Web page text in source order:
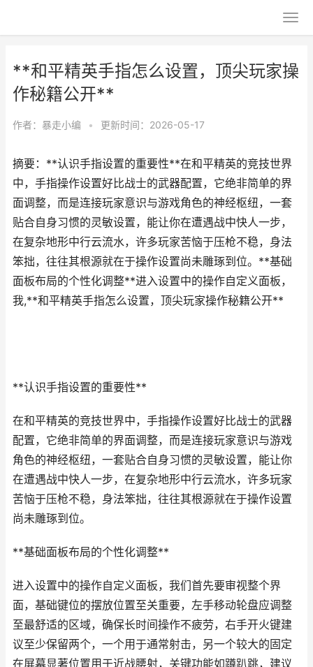
**和平精英手指怎么设置，顶尖玩家操
作秘籍公开**
作者： 暴走小编 • 更新时间：2026-05-17
摘要：**认识手指设置的重要性**在和平精英的竞技世界
中，手指操作设置好比战士的武器配置，它绝非简单的界
面调整，而是连接玩家意识与游戏角色的神经枢纽，一套
贴合自身习惯的灵敏设置，能让你在遭遇战中快人一步，
在复杂地形中行云流水，许多玩家苦恼于压枪不稳，身法
笨拙，往往其根源就在于操作设置尚未雕琢到位。**基础
面板布局的个性化调整**进入设置中的操作自定义面板，
我,**和平精英手指怎么设置，顶尖玩家操作秘籍公开**
**认识手指设置的重要性**
在和平精英的竞技世界中，手指操作设置好比战士的武器
配置，它绝非简单的界面调整，而是连接玩家意识与游戏
角色的神经枢纽，一套贴合自身习惯的灵敏设置，能让你
在遭遇战中快人一步，在复杂地形中行云流水，许多玩家
苦恼于压枪不稳，身法笨拙，往往其根源就在于操作设置
尚未雕琢到位。
**基础面板布局的个性化调整**
进入设置中的操作自定义面板，我们首先要审视整个界
面，基础键位的摆放位置至关重要，左手移动轮盘应调整
至最舒适的区域，确保长时间操作不疲劳，右手开火键建
议至少保留两个，一个用于通常射击，另一个较大的固定
在屏幕显著位置用于近战腰射，关键功能如蹲趴跳，建议